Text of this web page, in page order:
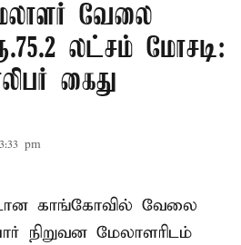
வேலை
லட்சம் மோசடி:
கைது
pm
காங்கோவில் வேலை
நிறுவன மேலாளரிடம்